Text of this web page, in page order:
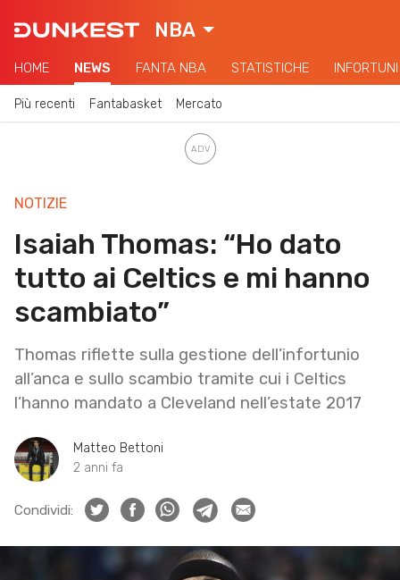
NBA
HOME NEWS FANTA NBA STATISTICHE INFORTUNI
Più recenti Fantabasket Mercato
NOTIZIE
Isaiah Thomas: “Ho dato
tutto ai Celtics e mi hanno
scambiato”
Thomas riflette sulla gestione dell’infortunio
all’anca e sullo scambio tramite cui i Celtics
l’hanno mandato a Cleveland nell’estate 2017
Matteo Bettoni
2 anni fa
Condividi: